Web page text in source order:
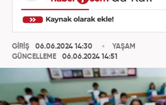
GİRİŞ
06.06.2024 14:30
GÜNCELLEME
06.06.2024 14:51
YAŞAM